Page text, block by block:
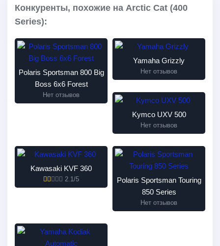
Конкуренты, похожие на Arctic Cat (400
Series):
Polaris Sportsman 800 Big
Boss 6x6 Forest
Нет отзывов
Yamaha Grizzly
Нет отзывов
Kymco UXV 500
Нет отзывов
Kawasaki KVF 360
2.1/5
Polaris Sportsman Touring
850 Series
Нет отзывов